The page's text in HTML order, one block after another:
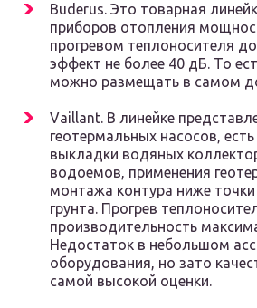
Buderus. Это товарная
приборов отопления
прогревом теплоносителя
эффект не более 40 дБ. То
можно размещать в самом
Vaillant. В линейке
геотермальных насосов,
выкладки водяных
водоемов, применения
монтажа контура ниже
грунта. Прогрев
производительность
Недостаток в небольшом
оборудования, но зато
самой высокой оценки.